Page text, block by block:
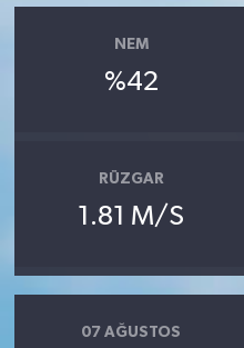
NEM
%42
RÜZGAR
1.81 M/S
07 AĞUSTOS